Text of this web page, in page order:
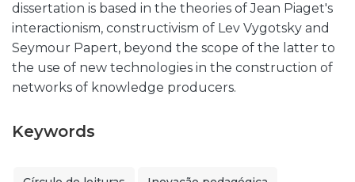
dissertation is based in the theories of Jean Piaget's
interactionism, constructivism of Lev Vygotsky and
Seymour Papert, beyond the scope of the latter to
the use of new technologies in the construction of
networks of knowledge producers.
Keywords